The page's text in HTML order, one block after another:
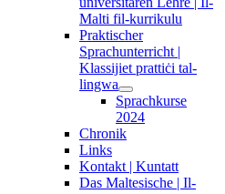
Malti fil-kurrikulu
Praktischer
Sprachunterricht |
Klassijiet prattiċi tal-
lingwa
Sprachkurse
2024
Chronik
Links
Kontakt | Kuntatt
Das Maltesische | Il-